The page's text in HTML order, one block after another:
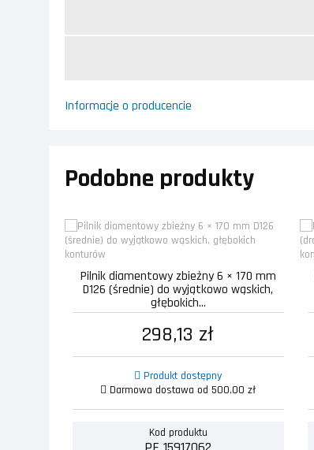
Informacje o producencie
Podobne produkty
Pilnik diamentowy zbieżny 6 × 170 mm
D126 (średnie) do wyjątkowo wąskich,
głębokich...
298,13 zł
Produkt dostępny
Darmowa dostawa od 500,00 zł
Kod produktu